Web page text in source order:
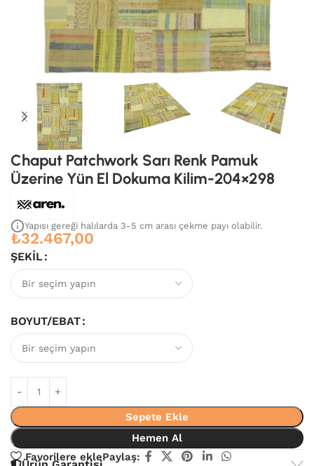
Chaput Patchwork Sarı Renk Pamuk
Üzerine Yün El Dokuma Kilim-204×298
Yapısı gereği halılarda 3-5 cm arası çekme payı olabilir.
₺32.467,00
ŞEKIL
BOYUT/EBAT
Sepete Ekle
Hemen Al
Favorilere eklePaylaş: